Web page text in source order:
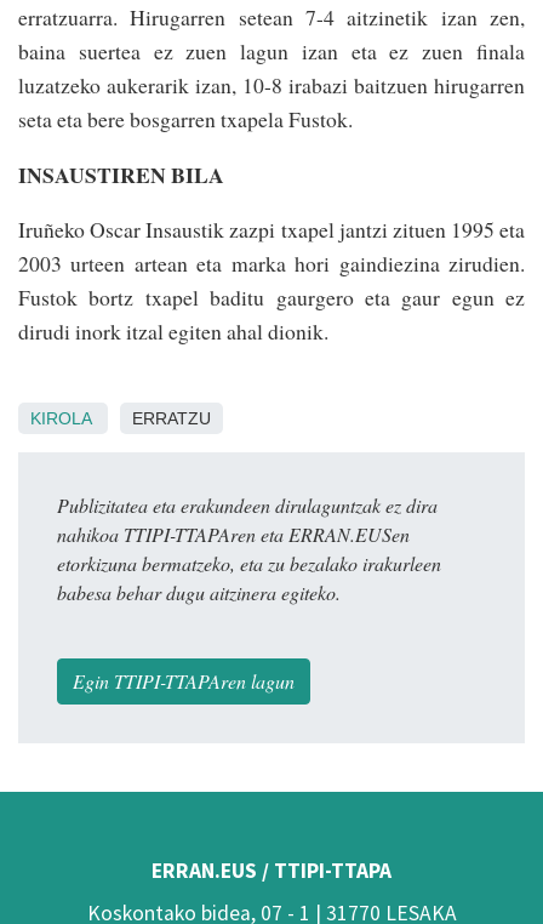
erratzuarra. Hirugarren setean 7-4 aitzinetik izan zen,
baina suertea ez zuen lagun izan eta ez zuen finala
luzatzeko aukerarik izan, 10-8 irabazi baitzuen hirugarren
seta eta bere bosgarren txapela Fustok.
INSAUSTIREN BILA
Iruñeko Oscar In­saus­tik zazpi txapel jan­tzi zituen 1995 eta
2003 urteen artean eta marka hori gaindiezina zirudien.
Fustok bortz txapel baditu gaurgero eta gaur egun ez
dirudi inork itzal egiten ahal dionik.
KIROLA ERRATZU
Publizitatea eta erakundeen dirulaguntzak ez dira
nahikoa TTIPI-TTAPAren eta ERRAN.EUSen
etorkizuna bermatzeko, eta zu bezalako irakurleen
babesa behar dugu aitzinera egiteko.
Egin TTIPI-TTAPAren lagun
ERRAN.EUS / TTIPI-TTAPA
Koskontako bidea, 07 - 1 | 31770 LESAKA